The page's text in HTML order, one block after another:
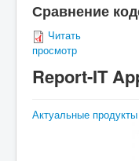
О компании
Продукты
Истории
Пресс-материалы
Сравнение
Читать
просмотр
Report-IT
Актуальные продукты